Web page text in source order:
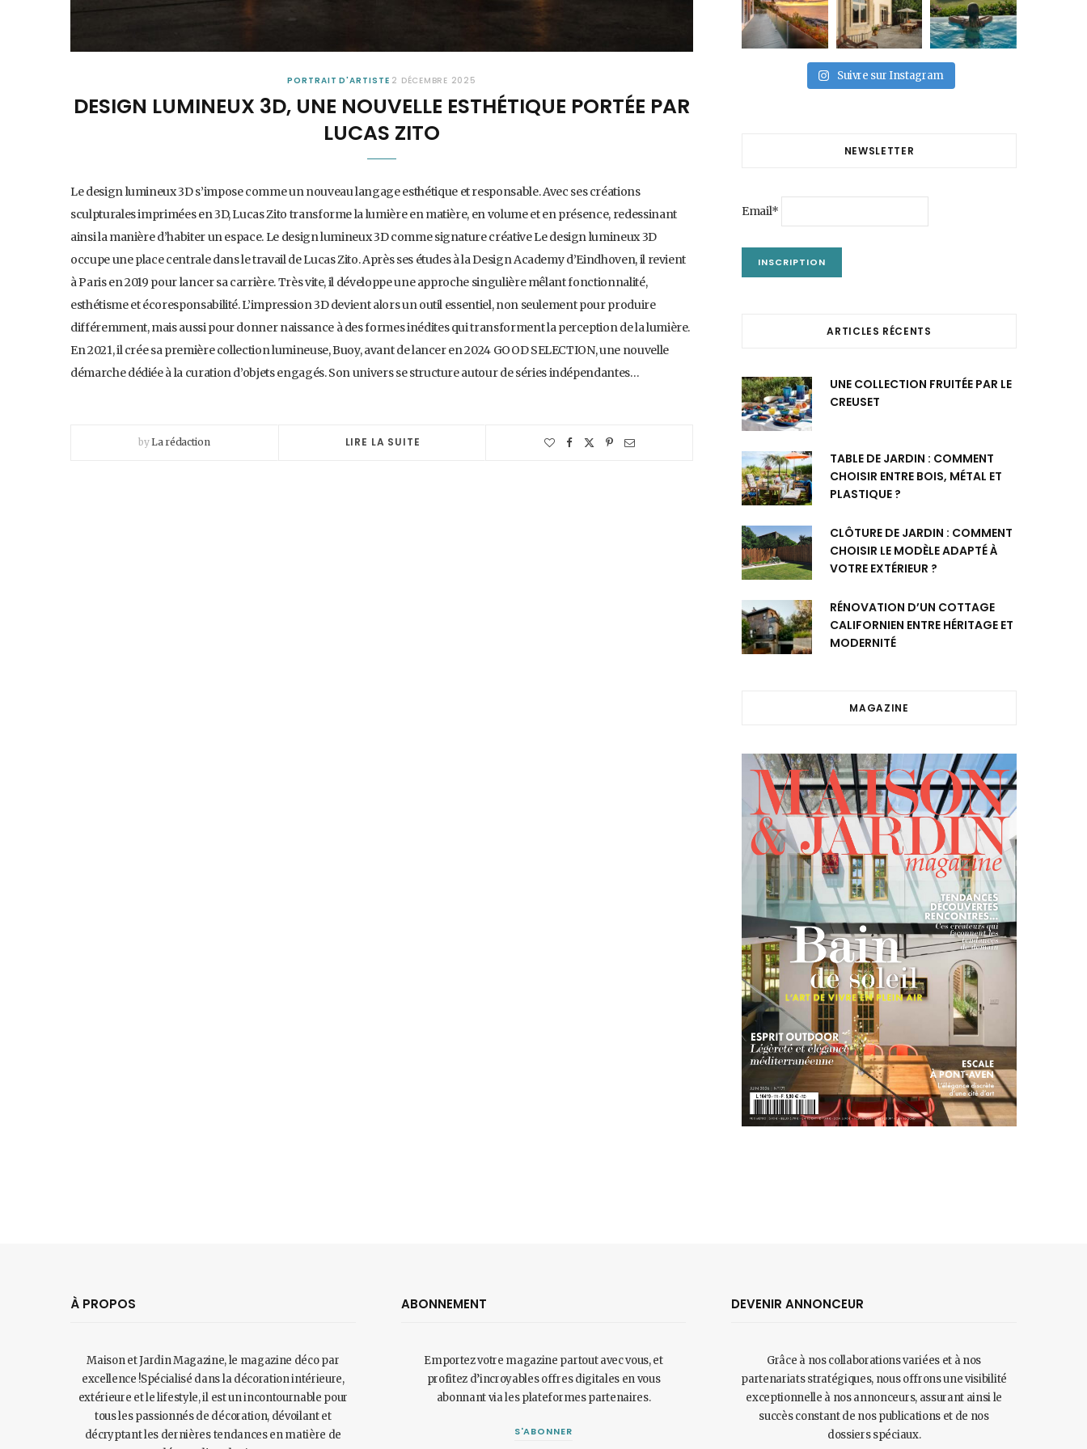
PORTRAIT D'ARTISTE 2 DÉCEMBRE 2025
DESIGN LUMINEUX 3D, UNE NOUVELLE ESTHÉTIQUE PORTÉE PAR
LUCAS ZITO
Le design lumineux 3D s’impose comme un nouveau langage esthétique et responsable. Avec ses créations
sculpturales imprimées en 3D, Lucas Zito transforme la lumière en matière, en volume et en présence, redessinant
ainsi la manière d’habiter un espace. Le design lumineux 3D comme signature créative Le design lumineux 3D
occupe une place centrale dans le travail de Lucas Zito. Après ses études à la Design Academy d’Eindhoven, il revient
à Paris en 2019 pour lancer sa carrière. Très vite, il développe une approche singulière mêlant fonctionnalité,
esthétisme et écoresponsabilité. L’impression 3D devient alors un outil essentiel, non seulement pour produire
différemment, mais aussi pour donner naissance à des formes inédites qui transforment la perception de la lumière.
En 2021, il crée sa première collection lumineuse, Buoy, avant de lancer en 2024 GOOD SELECTION, une nouvelle
démarche dédiée à la curation d’objets engagés. Son univers se structure autour de séries indépendantes…
byLa rédaction LIRE LA SUITE
Suivre sur Instagram
NEWSLETTER
Email*
ARTICLES RÉCENTS
UNE COLLECTION FRUITÉE PAR LE
CREUSET
TABLE DE JARDIN : COMMENT
CHOISIR ENTRE BOIS, MÉTAL ET
PLASTIQUE ?
CLÔTURE DE JARDIN : COMMENT
CHOISIR LE MODÈLE ADAPTÉ À
VOTRE EXTÉRIEUR ?
RÉNOVATION D’UN COTTAGE
CALIFORNIEN ENTRE HÉRITAGE ET
MODERNITÉ
MAGAZINE
À PROPOS
Maison et Jardin Magazine, le magazine déco par
excellence !Spécialisé dans la décoration intérieure,
extérieure et le lifestyle, il est un incontournable pour
tous les passionnés de décoration, dévoilant et
décryptant les dernières tendances en matière de
ABONNEMENT
Emportez votre magazine partout avec vous, et
profitez d’incroyables offres digitales en vous
abonnant via les plateformes partenaires.
S'ABONNER
DEVENIR ANNONCEUR
Grâce à nos collaborations variées et à nos
partenariats stratégiques, nous offrons une visibilité
exceptionnelle à nos annonceurs, assurant ainsi le
succès constant de nos publications et de nos
dossiers spéciaux.